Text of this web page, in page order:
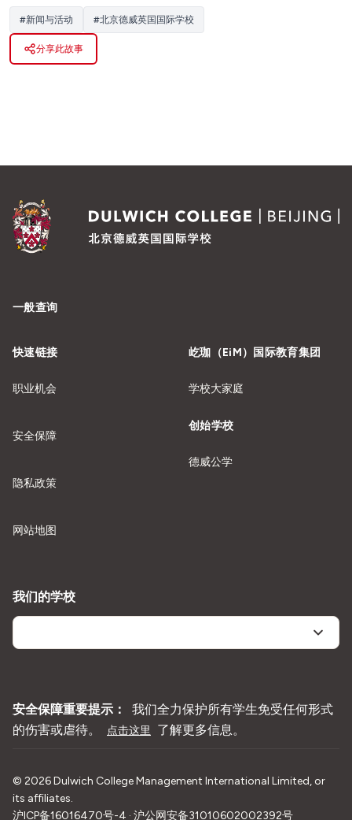
#新闻与活动 #北京德威英国国际学校
分享此故事
一般查询
快速链接
职业机会
安全保障
隐私政策
网站地图
屹珈（EiM）国际教育集团
学校大家庭
创始学校
德威公学
我们的学校
安全保障重要提示：
我们全力保护所有学生免受任何形式
的伤害或虐待。
点击这里 了解更多信息。
© 2026Dulwich College Management International Limited, or
its affiliates.
沪ICP备16016470号-4 · 沪公网安备31010602002392号